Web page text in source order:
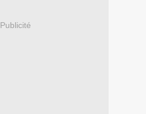
Publicité